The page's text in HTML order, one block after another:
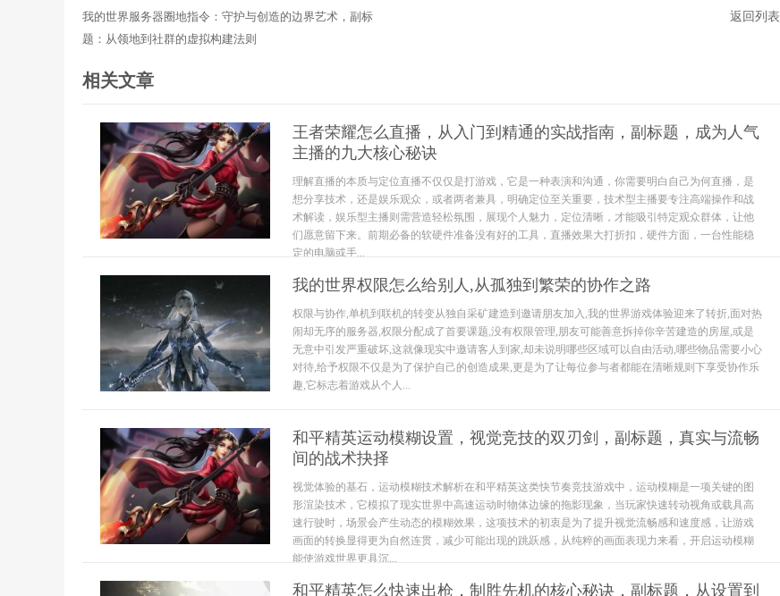
我的世界服务器圈地指令：守护与创造的边界艺术，副标
题：从领地到社群的虚拟构建法则
返回列表
相关文章
王者荣耀怎么直播，从入门到精通的实战指南，副标题，成为人气
主播的九大核心秘诀
理解直播的本质与定位直播不仅仅是打游戏，它是一种表演和沟通，你需要明白自己为何直播，是
想分享技术，还是娱乐观众，或者两者兼具，明确定位至关重要，技术型主播要专注高端操作和战
术解读，娱乐型主播则需营造轻松氛围，展现个人魅力，定位清晰，才能吸引特定观众群体，让他
们愿意留下来。前期必备的软硬件准备没有好的工具，直播效果大打折扣，硬件方面，一台性能稳
定的电脑或手...
我的世界权限怎么给别人,从孤独到繁荣的协作之路
权限与协作,单机到联机的转变从独自采矿建造到邀请朋友加入,我的世界游戏体验迎来了转折,面对热
闹却无序的服务器,权限分配成了首要课题,没有权限管理,朋友可能善意拆掉你辛苦建造的房屋,或是
无意中引发严重破坏,这就像现实中邀请客人到家,却未说明哪些区域可以自由活动,哪些物品需要小心
对待,给予权限不仅是为了保护自己的创造成果,更是为了让每位参与者都能在清晰规则下享受协作乐
趣,它标志着游戏从个人...
和平精英运动模糊设置，视觉竞技的双刃剑，副标题，真实与流畅
间的战术抉择
视觉体验的基石，运动模糊技术解析在和平精英这类快节奏竞技游戏中，运动模糊是一项关键的图
形渲染技术，它模拟了现实世界中高速运动时物体边缘的拖影现象，当玩家快速转动视角或载具高
速行驶时，场景会产生动态的模糊效果，这项技术的初衷是为了提升视觉流畅感和速度感，让游戏
画面的转换显得更为自然连贯，减少可能出现的跳跃感，从纯粹的画面表现力来看，开启运动模糊
能使游戏世界更具沉...
和平精英怎么快速出枪，制胜先机的核心秘诀，副标题，从设置到